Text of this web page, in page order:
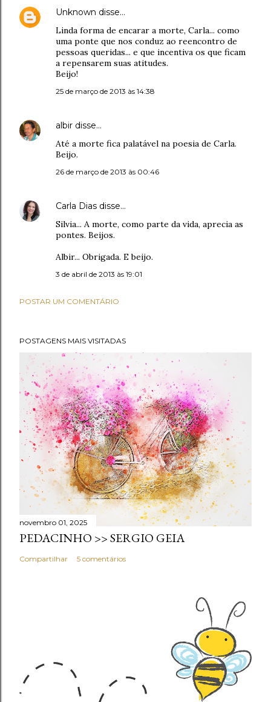
Unknown disse…
Linda forma de encarar a morte, Carla... como
uma ponte que nos conduz ao reencontro de
pessoas queridas... e que incentiva os que ficam
a repensarem suas atitudes.
Beijo!
25 de março de 2013 às 14:38
albir disse…
Até a morte fica palatável na poesia de Carla.
Beijo.
26 de março de 2013 às 00:46
Carla Dias disse…
Silvia... A morte, como parte da vida, aprecia as
pontes. Beijos.
Albir... Obrigada. E beijo.
3 de abril de 2013 às 19:01
POSTAR UM COMENTÁRIO
POSTAGENS MAIS VISITADAS
novembro 01, 2025
PEDACINHO >> SERGIO GEIA
Compartilhar 5 comentários